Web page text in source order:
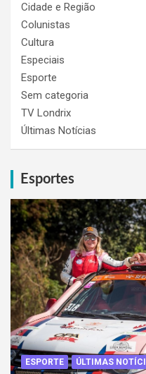
Cidade e Região
Colunistas
Cultura
Especiais
Esporte
Sem categoria
TV Londrix
Últimas Notícias
Esportes
ESPORTE ÚLTIMAS